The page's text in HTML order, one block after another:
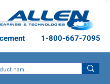
1-800-667-7095